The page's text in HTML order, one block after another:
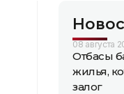
08 августа
Отбасы
жилья,
залог